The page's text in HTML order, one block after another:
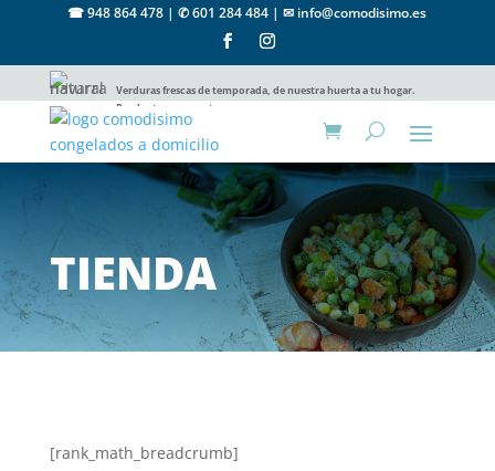
☎ 948 864 478 | ✆ 601 284 484 |✉ info@comodisimo.es
Verduras frescas de temporada, de nuestra huerta a tu hogar.
Productos gourmet.
TIENDA
[rank_math_breadcrumb]